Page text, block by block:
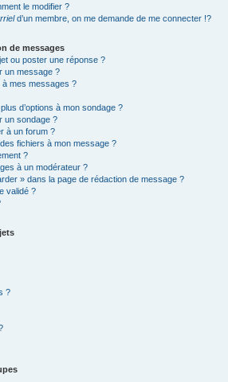
le modifier ?
d’un membre, on me demande de me connecter !?
de messages
ou poster une réponse ?
un message ?
à mes messages ?
d’options à mon sondage ?
un sondage ?
à un forum ?
fichiers à mon message ?
?
à un modérateur ?
» dans la page de rédaction de message ?
validé ?
?